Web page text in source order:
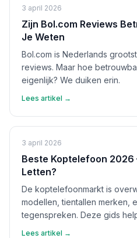
3 april 2026
Zijn Bol.com Reviews
Je Weten
Bol.com is Nederlands
reviews. Maar hoe
eigenlijk? We duiken erin.
Lees artikel →
3 april 2026
Beste Koptelefoon
Letten?
De koptelefoonmarkt is
modellen, tientallen merken,
tegenspreken. Deze gids
Lees artikel →